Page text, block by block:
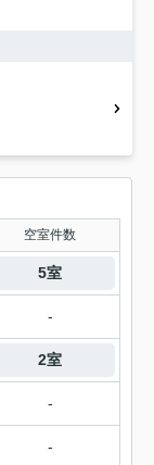
空室件数
5室
-
2室
-
-